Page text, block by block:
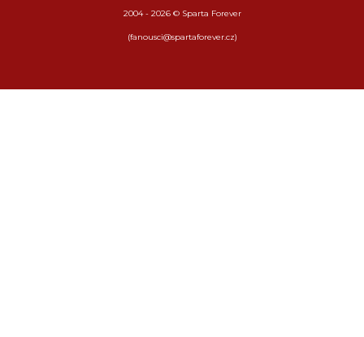
2004 - 2026 © Sparta Forever
(fanousci@spartaforever.cz)